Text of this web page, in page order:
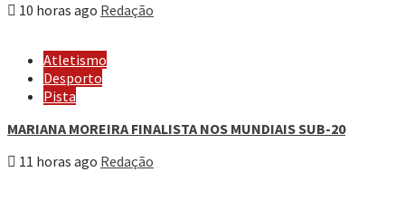
10 horas ago Redação
Atletismo
Desporto
Pista
MARIANA MOREIRA FINALISTA NOS MUNDIAIS SUB-20
11 horas ago Redação